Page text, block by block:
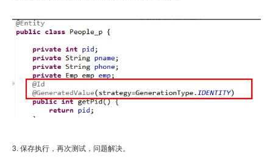
3. 保存执行，再次测试，问题解决。